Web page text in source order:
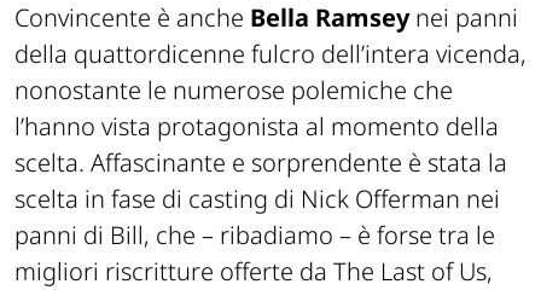
Convincente è anche Bella Ramseynei panni
della quattordicenne fulcro dell’intera vicenda,
nonostante le numerose polemiche che
l’hanno vista protagonista al momento della
scelta. Affascinante e sorprendente è stata la
scelta in fase di casting di Nick Offerman nei
panni di Bill, che – ribadiamo – è forse tra le
migliori riscritture offerte da The Last of Us,